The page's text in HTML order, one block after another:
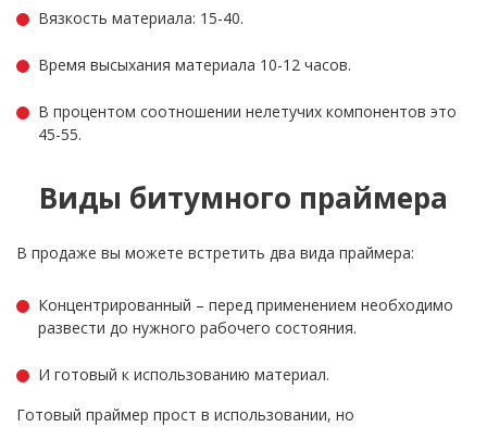
Вязкость материала: 15-40.
Время высыхания материала 10-12 часов.
В процентом соотношении нелетучих компонентов это
45-55.
Виды битумного праймера
В продаже вы можете встретить два вида праймера:
Концентрированный – перед применением необходимо
развести до нужного рабочего состояния.
И готовый к использованию материал.
Готовый праймер прост в использовании, но